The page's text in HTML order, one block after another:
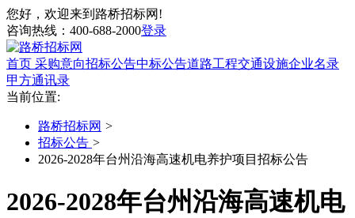
您好，欢迎来到路桥招标网!
咨询热线： 400-688-2000登录
首页 采购意向招标公告中标公告道路工程交通设施企业名录
甲方通讯录
当前位置:
路桥招标网 >
招标公告 >
2026-2028年台州沿海高速机电养护项目招标公告
2026-2028年台州沿海高速机电